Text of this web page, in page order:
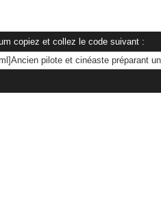
copiez et collez le code suivant :